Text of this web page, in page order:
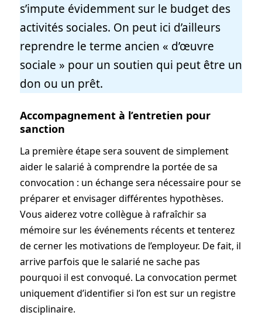
s’impute évidemment sur le budget des
activités sociales. On peut ici d’ailleurs
reprendre le terme ancien « d’œuvre
sociale » pour un soutien qui peut être un
don ou un prêt.
Accompagnement à l’entretien pour
sanction
La première étape sera souvent de simplement
aider le salarié à comprendre la portée de sa
convocation : un échange sera nécessaire pour se
préparer et envisager différentes hypothèses.
Vous aiderez votre collègue à rafraîchir sa
mémoire sur les événements récents et tenterez
de cerner les motivations de l’employeur. De fait, il
arrive parfois que le salarié ne sache pas
pourquoi il est convoqué. La convocation permet
uniquement d’identifier si l’on est sur un registre
disciplinaire.